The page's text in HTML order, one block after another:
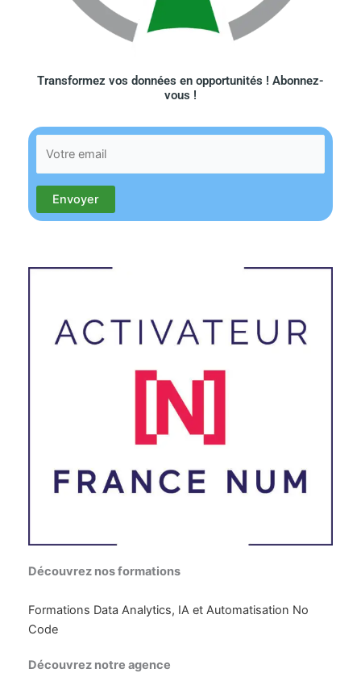
Transformez vos données en opportunités ! Abonnez-
vous !​
Découvrez nos formations
Formations Data Analytics, IA et Automatisation No
Code
Découvrez notre agence